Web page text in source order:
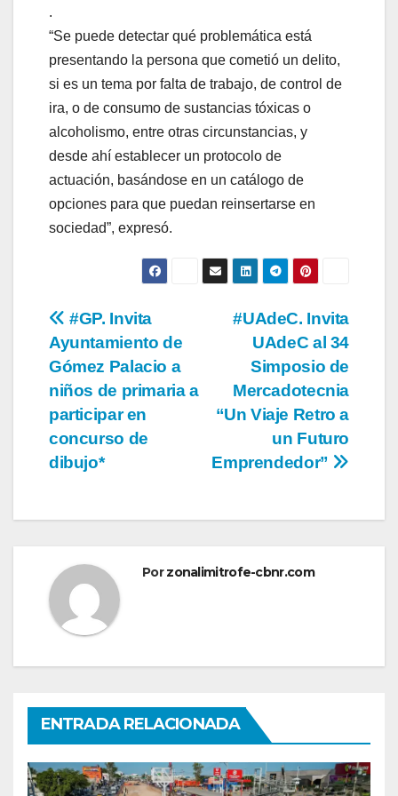
.
“Se puede detectar qué problemática está
presentando la persona que cometió un delito,
si es un tema por falta de trabajo, de control de
ira, o de consumo de sustancias tóxicas o
alcoholismo, entre otras circunstancias, y
desde ahí establecer un protocolo de
actuación, basándose en un catálogo de
opciones para que puedan reinsertarse en
sociedad”, expresó.
Navegación
de
entradas
#UAdeC. Invita
UAdeC al 34
Simposio de
Mercadotecnia
“Un Viaje Retro a
un Futuro
Emprendedor”
#GP. Invita
Ayuntamiento de
Gómez Palacio a
niños de primaria a
participar en
concurso de
dibujo*
Porzonalimitrofe-cbnr.com
ENTRADA RELACIONADA